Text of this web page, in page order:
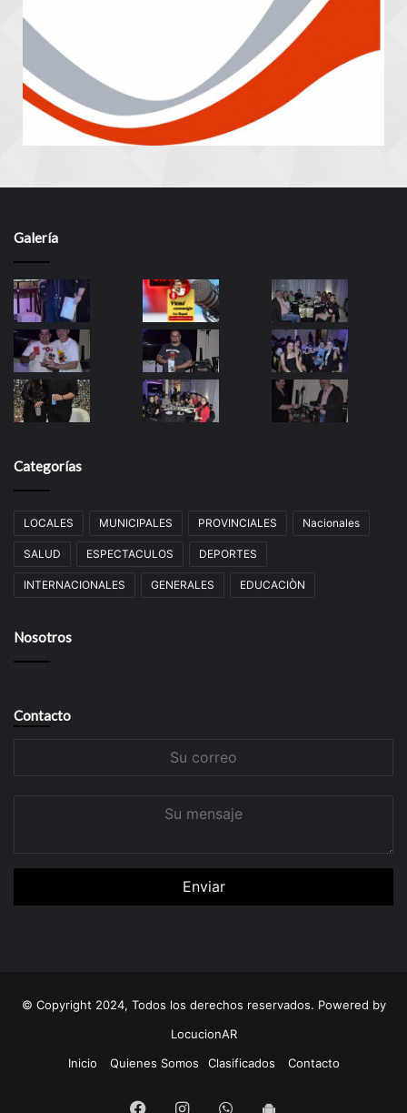
Galería
Categorías
LOCALES MUNICIPALES PROVINCIALES Nacionales
SALUD ESPECTACULOS DEPORTES
INTERNACIONALES GENERALES EDUCACIÒN
Nosotros
Contacto
© Copyright 2024, Todos los derechos reservados. Powered by
LocucionAR
Inicio
Quienes Somos Clasificados Contacto
FacebookInstagramWhatsapp